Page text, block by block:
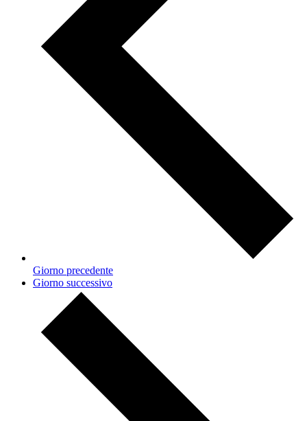
Giorno precedente
Giorno successivo